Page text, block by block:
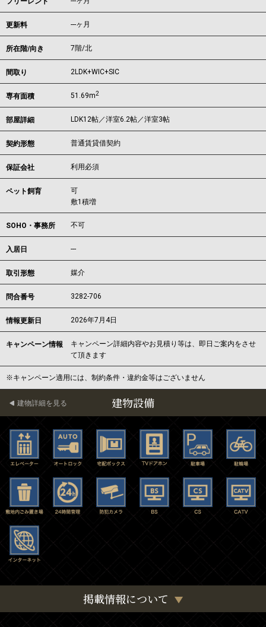
更新料 ---ヶ月
所在階/向き 7階/北
間取り 2LDK+WIC+SIC
専有面積 51.69m2
部屋詳細 LDK12帖／洋室6.2帖／洋室3帖
契約形態 普通賃貸借契約
保証会社 利用必須
ペット飼育
可
敷1積増
SOHO・事務所 不可
入居日 ---
取引形態 媒介
問合番号 3282-706
情報更新日 2026年7月4日
キャンペーン情報
キャンペーン詳細内容やお見積り等は、即日ご案内をさせ
て頂きます
※キャンペーン適用には、制約条件・違約金等はございません
建物設備
建物詳細を見る
掲載情報について